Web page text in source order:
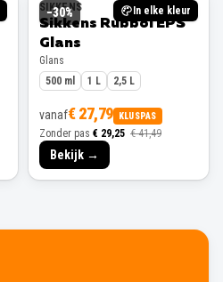
−30% In elke kleur
SIKKENS
Sikkens Rubbol EPS
Glans
Glans
500 ml
1 L 2,5 L
vanaf€ 27,79 KLUSPAS
Zonder pas € 29,25 € 41,49
Bekijk →